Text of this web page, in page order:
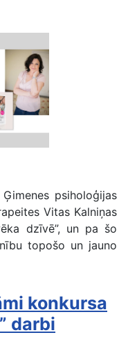
psiholoģijas
Vitas Kalniņas
dzīvē”, un pa šo
topošo un jauno
konkursa
darbi